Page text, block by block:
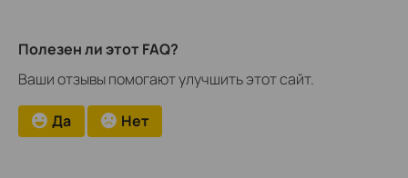
Полезен ли этот FAQ?
Ваши отзывы помогают улучшить этот сайт.
Да Нет